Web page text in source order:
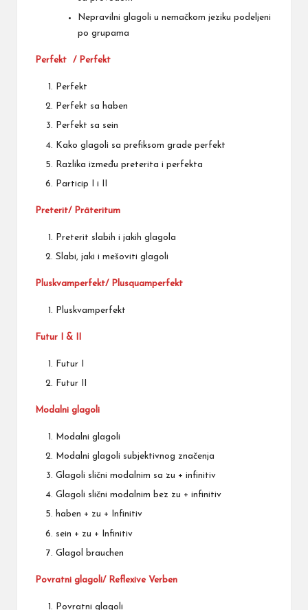
Nepravilni glagoli u nemačkom jeziku podeljeni
po grupama
Perfekt / Perfekt
Perfekt
Perfekt sa haben
Perfekt sa sein
Kako glagoli sa prefiksom grade perfekt
Razlika između preterita i perfekta
Particip I i II
Preterit/ Präteritum
Preterit slabih i jakih glagola
Slabi, jaki i mešoviti glagoli
Pluskvamperfekt/ Plusquamperfekt
Pluskvamperfekt
Futur I & II
Futur I
Futur II
Modalni glagoli
Modalni glagoli
Modalni glagoli subjektivnog značenja
Glagoli slični modalnim sa zu + infinitiv
Glagoli slični modalnim bez zu + infinitiv
haben + zu + Infinitiv
sein + zu + Infinitiv
Glagol brauchen
Povratni glagoli/ Reflexive Verben
Povratni glagoli